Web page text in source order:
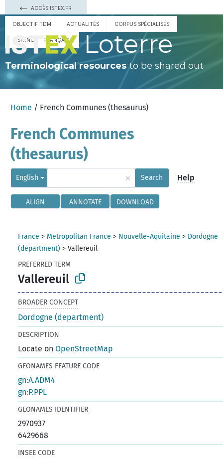
ACCÈS ISTEX.FR
OBJECTIF TDM ACTUALITÉS CORPUS SPÉCIALISÉS
ESPAÑOL FRANÇAIS Loterre
Terminological resourcesto be shared out
Home / French Communes (thesaurus)
French Communes
(thesaurus)
English × Search Help
ALIGN ANNOTATE DOWNLOAD
France > Metropolitan France > Nouvelle-Aquitaine > Dordogne
(department) >Vallereuil
PREFERRED TERM
Vallereuil
BROADER CONCEPT
Dordogne (department)
DESCRIPTION
Locate onOpenStreetMap
GEONAMES FEATURE CODE
gn:A.ADM4
gn:P.PPL
GEONAMES IDENTIFIER
2970937
6429668
INSEE CODE